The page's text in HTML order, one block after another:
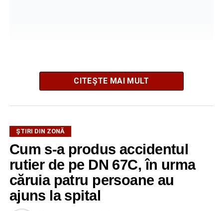
La fața locului intervine Detașamentul de Pompieri
Sebeș, cu o autospecială de stingere cu apă și spumă.
privind existența unor victime sau cauza izbucnirii focului.
Adaugă-ne ca sursă preferată
Urmărește-ne pe Google News
CITEȘTE MAI MULT
ȘTIRI DIN ZONĂ
Cum s-a produs accidentul
rutier de pe DN 67C, în urma
căruia patru persoane au
ajuns la spital